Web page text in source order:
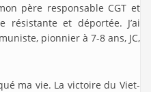
père responsable CGT et
résistante et déportée. J’ai
pionnier à 7-8 ans, JC,
ma vie. La victoire du Viet-